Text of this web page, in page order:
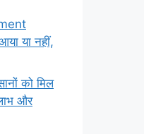
या नहीं,
को मिल
और